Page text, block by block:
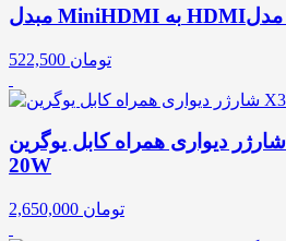
522,500 تومان
شارژر دیواری همراه کابل یوگرین X336 55396 توان
20W
2,650,000 تومان